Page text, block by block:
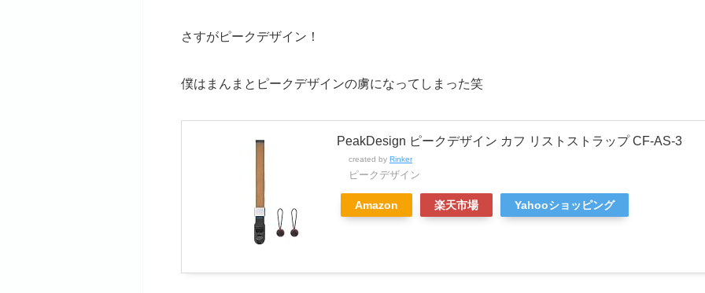
さすがピークデザイン！
僕はまんまとピークデザインの虜になってしまった笑
PeakDesign ピークデザイン カフ リストストラップ CF-AS-3
created by Rinker
ピークデザイン
Amazon 楽天市場 Yahooショッピング